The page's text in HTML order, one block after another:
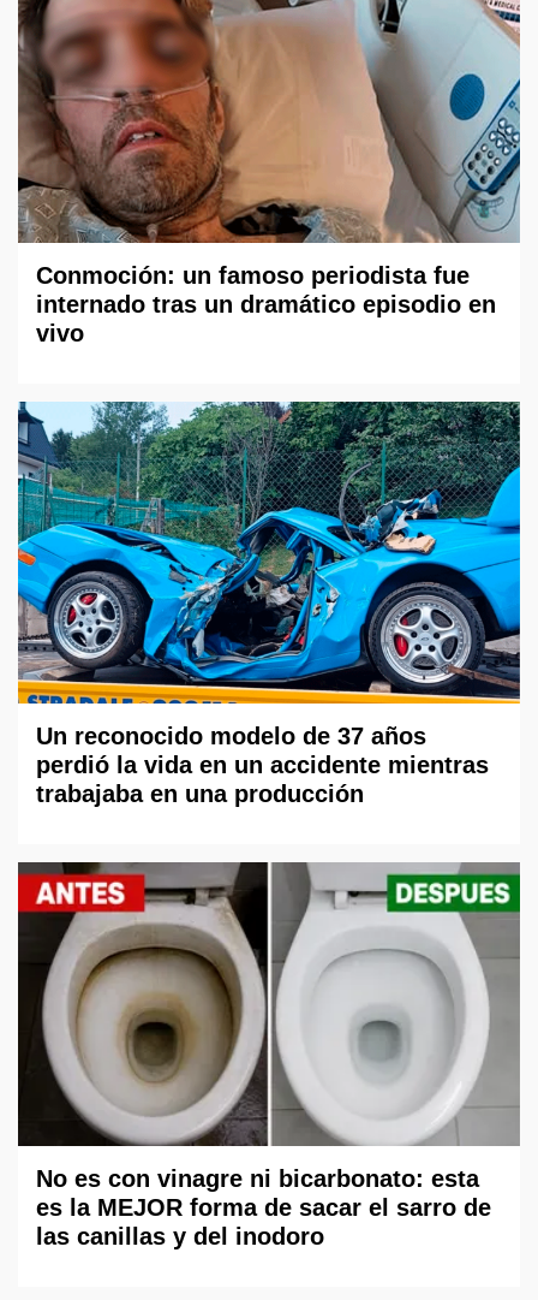
Conmoción: un famoso periodista fue
internado tras un dramático episodio en
vivo
Un reconocido modelo de 37 años
perdió la vida en un accidente mientras
trabajaba en una producción
No es con vinagre ni bicarbonato: esta
es la MEJOR forma de sacar el sarro de
las canillas y del inodoro